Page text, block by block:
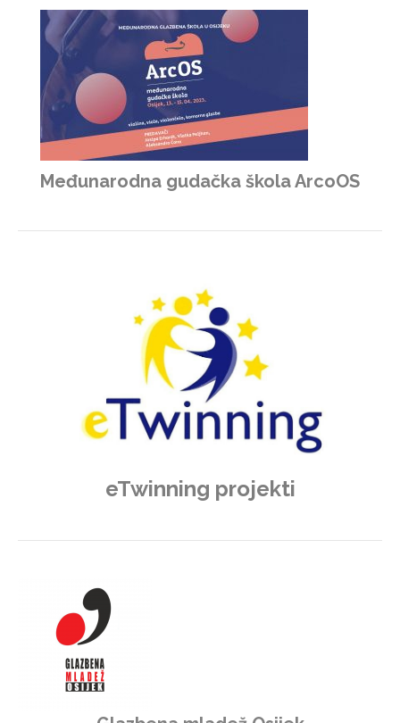
Međunarodna gudačka škola ArcoOS
eTwinning projekti